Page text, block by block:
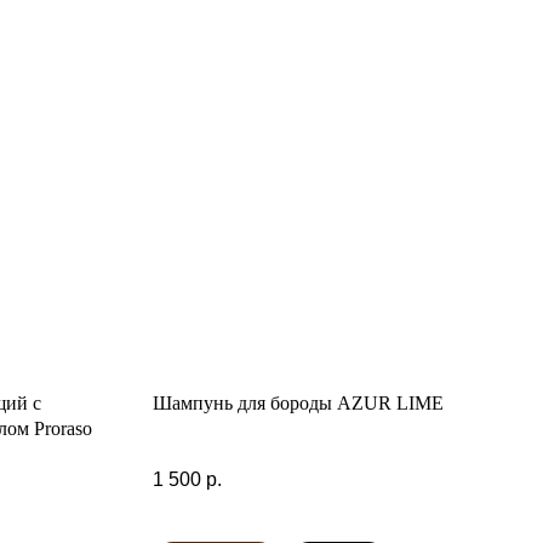
с
Proraso
Шампунь для бороды AZUR LIME
1 500 р.